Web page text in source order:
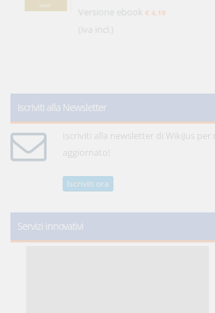
Versione ebook € 4,19
(iva incl.)
Iscriviti alla Newsletter
Iscriviti alla newsletter di WikiJus
aggiornato!
Iscriviti ora
Servizi innovativi